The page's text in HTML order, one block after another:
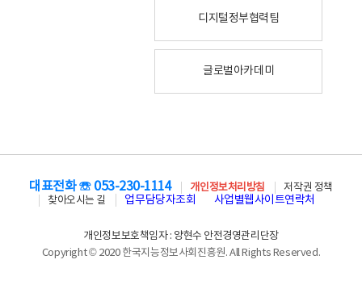
디지털정부협력팀
글로벌아카데미
대표전화 ☏ 053-230-1114 개인정보처리방침
저작권 정책
찾아오시는 길
업무담당자조회 사업별웹사이트연락처
개인정보보호책임자 : 양현수 안전경영관리단장
Copyright © 2020 한국지능정보사회진흥원. All Rights Reserved.